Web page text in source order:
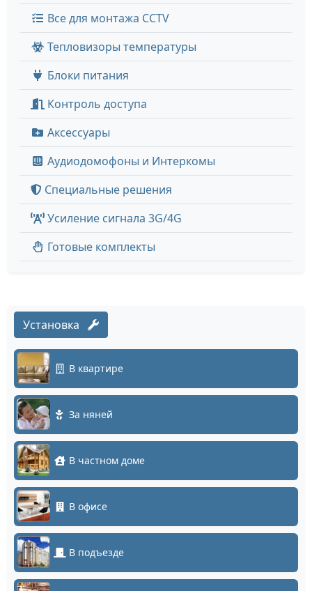
Все для монтажа CCTV
Тепловизоры температуры
Блоки питания
Контроль доступа
Аксессуары
Аудиодомофоны и Интеркомы
Специальные решения
Усиление сигнала 3G/4G
Готовые комплекты
Установка
В квартире
За няней
В частном доме
В офисе
В подъезде